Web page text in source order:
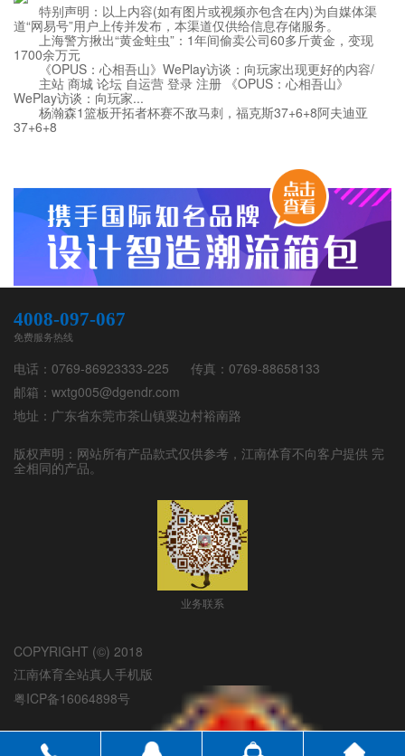
特别声明：以上内容(如有图片或视频亦包含在内)为自媒体渠
道“网易号”用户上传并发布，本渠道仅供给信息存储服务。
上海警方揪出“黄金蛀虫”：1年间偷卖公司60多斤黄金，变现
1700余万元
《OPUS：心相吾山》WePlay访谈：向玩家出现更好的内容/
主站 商城 论坛 自运营 登录 注册 《OPUS：心相吾山》
WePlay访谈：向玩家...
杨瀚森1篮板开拓者杯赛不敌马刺，福克斯37+6+8阿夫迪亚
37+6+8
电话： 0769-86923333-225 传真： 0769-88658133
邮箱： wxtg005@dgendr.com
地址： 广东省东莞市茶山镇粟边村裕南路
版权声明：网站所有产品款式仅供参考， 江南体育不向客户提供 完
全相同的产品。
4008-097-067
免费服务热线
业务联系
COPYRIGHT (©) 2018
江南体育全站真人手机版
粤ICP备16064898号